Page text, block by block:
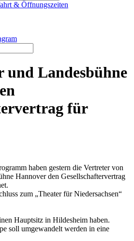
& Öffnungszeiten
und Landesbühne
für
haben gestern die Vertreter von
Hannover den Gesellschaftervertrag
zum „Theater für Niedersachsen“
Hauptsitz in Hildesheim haben.
soll umgewandelt werden in eine